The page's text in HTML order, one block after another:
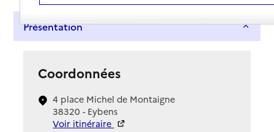
Présentation
Coordonnées
4 place Michel de Montaigne
38320 - Eybens
Voir itinéraire